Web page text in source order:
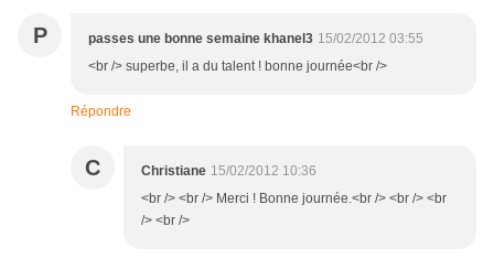
P passes une bonne semaine khanel3 15/02/2012 03:55
<br /> superbe, il a du talent ! bonne journée<br />
Répondre
C Christiane 15/02/2012 10:36
<br /> <br /> Merci ! Bonne journée.<br /> <br /> <br
/> <br />